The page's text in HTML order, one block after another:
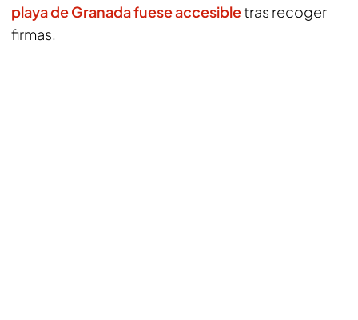
playa de Granada fuese accesibletras recoger
firmas.